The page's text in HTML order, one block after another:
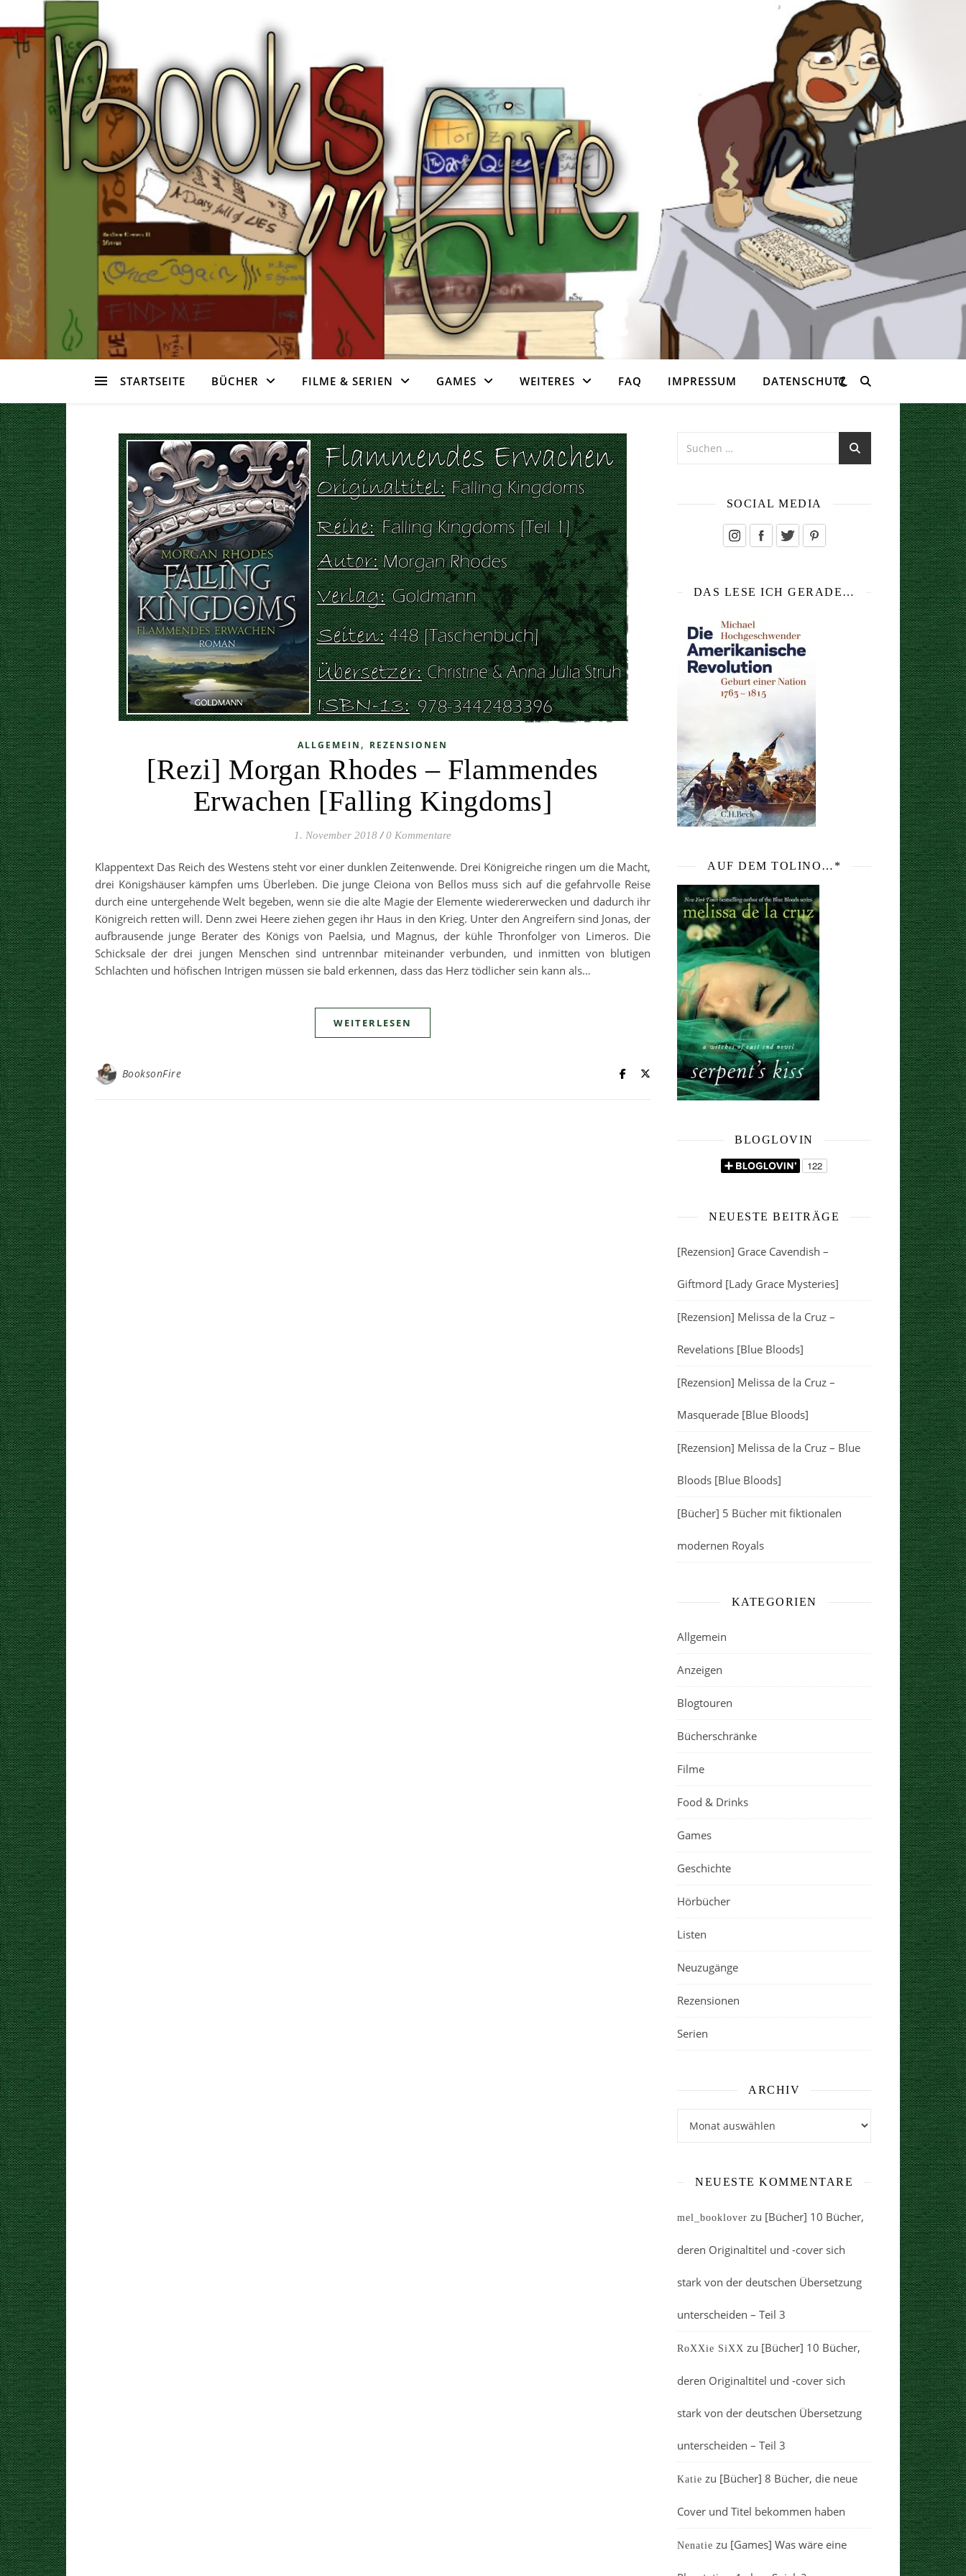
STARTSEITE BÜCHER FILME & SERIEN GAMES WEITERES FAQ IMPRESSUM DATENSCHUTZ
ALLGEMEIN , REZENSIONEN
[Rezi] Morgan Rhodes – Flammendes
Erwachen [Falling Kingdoms]
1. November 2018 / 0 Kommentare
Klappentext Das Reich des Westens steht vor einer dunklen Zeitenwende. Drei Königreiche ringen um die Macht,
drei Königshäuser kämpfen ums Überleben. Die junge Cleiona von Bellos muss sich auf die gefahrvolle Reise
durch eine untergehende Welt begeben, wenn sie die alte Magie der Elemente wiedererwecken und dadurch ihr
Königreich retten will. Denn zwei Heere ziehen gegen ihr Haus in den Krieg. Unter den Angreifern sind Jonas, der
aufbrausende junge Berater des Königs von Paelsia, und Magnus, der kühle Thronfolger von Limeros. Die
Schicksale der drei jungen Menschen sind untrennbar miteinander verbunden, und inmitten von blutigen
Schlachten und höfischen Intrigen müssen sie bald erkennen, dass das Herz tödlicher sein kann als…
WEITERLESEN
BooksonFire
SOCIAL MEDIA
DAS LESE ICH GERADE…
AUF DEM TOLINO…*
BLOGLOVIN
NEUESTE BEITRÄGE
[Rezension] Grace Cavendish –
Giftmord [Lady Grace Mysteries]
[Rezension] Melissa de la Cruz –
Revelations [Blue Bloods]
[Rezension] Melissa de la Cruz –
Masquerade [Blue Bloods]
[Rezension] Melissa de la Cruz – Blue
Bloods [Blue Bloods]
[Bücher] 5 Bücher mit fiktionalen
modernen Royals
KATEGORIEN
Allgemein
Anzeigen
Blogtouren
Bücherschränke
Filme
Food & Drinks
Games
Geschichte
Hörbücher
Listen
Neuzugänge
Rezensionen
Serien
ARCHIV
NEUESTE KOMMENTARE
mel_booklover zu [Bücher] 10 Bücher,
deren Originaltitel und -cover sich
stark von der deutschen Übersetzung
unterscheiden – Teil 3
RoXXie SiXX zu [Bücher] 10 Bücher,
deren Originaltitel und -cover sich
stark von der deutschen Übersetzung
unterscheiden – Teil 3
Katie zu [Bücher] 8 Bücher, die neue
Cover und Titel bekommen haben
Nenatie zu [Games] Was wäre eine